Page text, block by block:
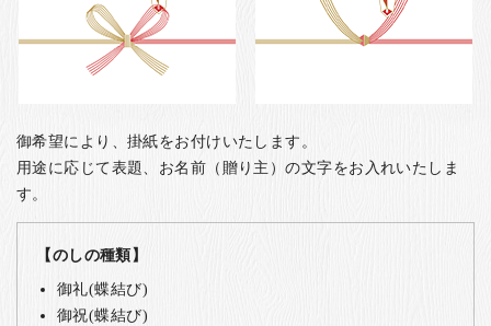
御希望により、掛紙をお付けいたします。
用途に応じて表題、お名前（贈り主）の文字をお入れいたしま
す。
【のしの種類】
御礼(蝶結び)
御祝(蝶結び)